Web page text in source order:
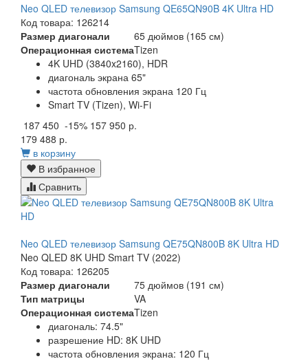
Neo QLED телевизор Samsung QE65QN90B 4K Ultra HD
Код товара: 126214
Размер диагонали
65 дюймов (165 см)
Операционная системаTizen
4K UHD (3840x2160), HDR
диагональ экрана 65"
частота обновления экрана 120 Гц
Smart TV (Tizen), Wi-Fi
187 450 -15% 157 950 р.
179 488 р.
в корзину
В избранное
Сравнить
Neo QLED телевизор Samsung QE75QN800B 8K Ultra HD
Neo QLED 8K UHD Smart TV (2022)
Код товара: 126205
Размер диагонали
75 дюймов (191 см)
Тип матрицы
VA
Операционная системаTizen
диагональ: 74.5"
разрешение HD: 8K UHD
частота обновления экрана: 120 Гц